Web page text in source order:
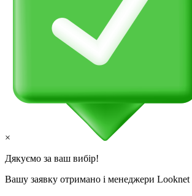
×
Дякуємо за ваш вибір!
Вашу заявку отримано і менеджери